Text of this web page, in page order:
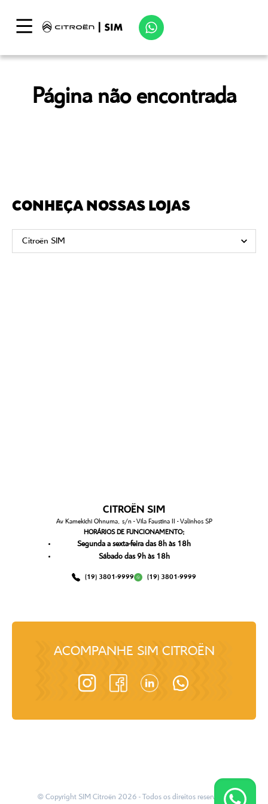
Página não encontrada
CONHEÇA NOSSAS LOJAS
CITROËN SIM
Av Kamekichi Ohnuma, s/n - Vila Faustina II - Valinhos SP
HORÁRIOS DE FUNCIONAMENTO:
Segunda a sexta-feira das 8h às 18h
Sábado das 9h às 18h
(19) 3801-9999 (19) 3801-9999
ACOMPANHE SIM CITROËN
© Copyright SIM Citroën 2026 - Todos os direitos reservados